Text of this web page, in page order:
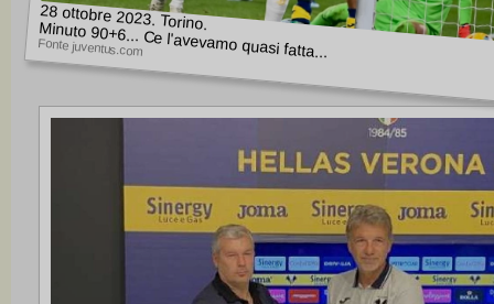
28 ottobre 2023. Torino.
Minuto 90+6... Ce l'avevamo quasi fatta...
Fonte juventus.com